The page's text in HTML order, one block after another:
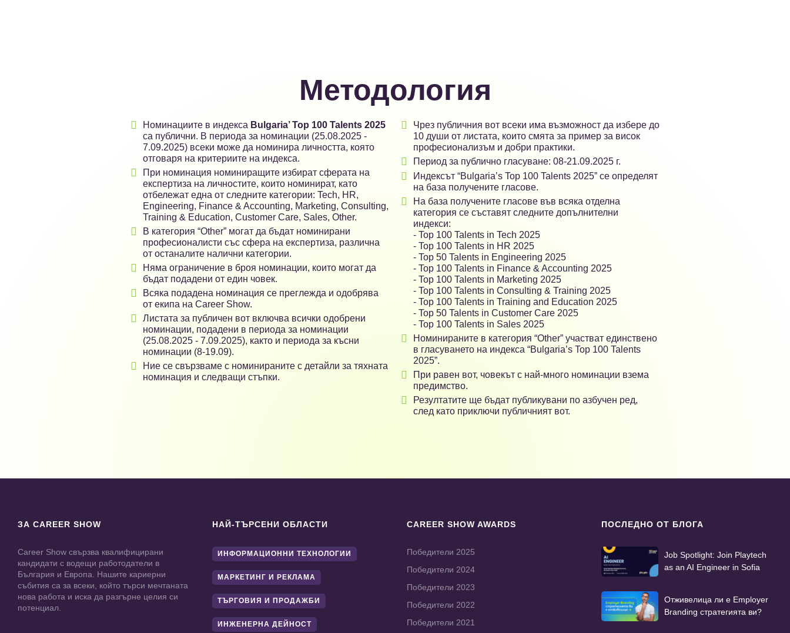
Методология
 Номинациите в индекса Bulgaria’ Top 100 Talents 2025
са публични. В периода за номинации (25.08.2025 -
7.09.2025) всеки може да номинира личността, която
отговаря на критериите на индекса.

При номинация номиниращите избират сферата на
експертиза на личностите, които номинират, като
отбележат една от следните категории: Tech, HR,
Engineering, Finance & Accounting, Marketing, Consulting,
Training & Education, Customer Care, Sales, Other.

В категория “Other” могат да бъдат номинирани
професионалисти със сфера на експертиза, различна
от останалите налични категории.

Няма ограничение в броя номинации, които могат да
бъдат подадени от един човек.

Всяка подадена номинация се преглежда и одобрява
от екипа на Career Show.

Листата за публичен вот включва всички одобрени
номинации, подадени в периода за номинации
(25.08.2025 - 7.09.2025), както и периода за късни
номинации (8-19.09).

Ние се свързваме с номинираните с детайли за тяхната
номинация и следващи стъпки.

Чрез публичния вот всеки има възможност да избере до
10 души от листата, които смята за пример за висок
професионализъм и добри практики.
 Период за публично гласуване: 08-21.09.2025 г.

Индексът “Bulgaria’s Top 100 Talents 2025” се определят
на база получените гласове.

На база получените гласове във всяка отделна
категория се съставят следните допълнителни
индекси:
- Top 100 Talents in Tech 2025
- Top 100 Talents in HR 2025
- Top 50 Talents in Engineering 2025
- Top 100 Talents in Finance & Accounting 2025
- Top 100 Talents in Marketing 2025
- Top 100 Talents in Consulting & Training 2025
- Top 100 Talents in Training and Education 2025
- Top 50 Talents in Customer Care 2025
- Top 100 Talents in Sales 2025

Номинираните в категория “Other” участват единствено
в гласуването на индекса “Bulgaria’s Top 100 Talents
2025”.

При равен вот, човекът с най-много номинации взема
предимство.

Резултатите ще бъдат публикувани по азбучен ред,
след като приключи публичният вот.
ЗА CAREER SHOW
Career Show свързва квалифицирани
кандидати с водещи работодатели в
България и Европа. Нашите кариерни
събития са за всеки, който търси мечтаната
нова работа и иска да разгърне целия си
потенциал.
НАЙ-ТЪРСЕНИ ОБЛАСТИ
ИНФОРМАЦИОННИ ТЕХНОЛОГИИ
МАРКЕТИНГ И РЕКЛАМА
ТЪРГОВИЯ И ПРОДАЖБИ
ИНЖЕНЕРНА ДЕЙНОСТ
CAREER SHOW AWARDS
Победители 2025
Победители 2024
Победители 2023
Победители 2022
Победители 2021
ПОСЛЕДНО ОТ БЛОГА
Job Spotlight: Join Playtech
as an AI Engineer in Sofia
Отживелица ли е Employer
Branding стратегията ви?